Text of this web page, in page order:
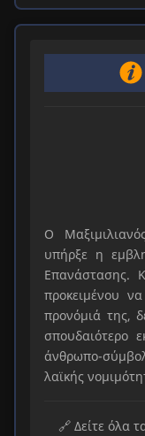
Ο
υπήρξε η
Επανάστασης.
προκειμένου
προνόμιά της,
σπουδαιότερο
άνθρωπο-
λαϊκής
🔗 Δείτε όλα